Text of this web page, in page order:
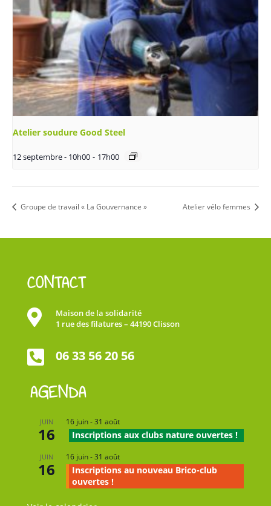
Atelier soudure Good Steel
12 septembre - 10h00 - 17h00
Groupe de travail « La Gouvernance » Atelier vélo femmes
CONTACT

Maison de la solidarité
1 rue des filatures – 44190 Clisson
 06 33 56 20 56
AGENDA
JUIN
16
16 juin-31 août
Inscriptions aux clubs nature ouvertes !
JUIN
16
16 juin-31 août
Inscriptions au nouveau Brico-club
ouvertes !